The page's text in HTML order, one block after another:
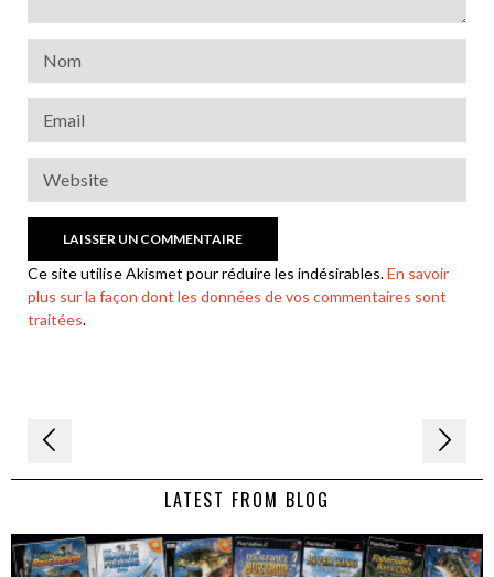
Ce site utilise Akismet pour réduire les indésirables.En savoir
plus sur la façon dont les données de vos commentaires sont
traitées.
Navigation
de LATEST FROM BLOG